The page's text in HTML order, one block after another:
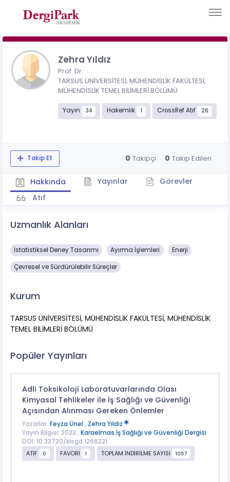
Zehra Yıldız
Prof. Dr.
TARSUS ÜNİVERSİTESİ, MÜHENDİSLİK FAKÜLTESİ,
MÜHENDİSLİK TEMEL BİLİMLERİ BÖLÜMÜ
Yayın 34 Hakemlik 1 CrossRef Atıf 26
Takip Et 0 Takipçi 0 Takip Edilen
Hakkında Yayınlar
Görevler
Atıf
Uzmanlık Alanları
İstatistiksel Deney Tasarımı Ayırma İşlemleri Enerji
Çevresel ve Sürdürülebilir Süreçler
Kurum
TARSUS ÜNİVERSİTESİ, MÜHENDİSLİK FAKÜLTESİ, MÜHENDİSLİK
TEMEL BİLİMLERİ BÖLÜMÜ
Popüler Yayınları
Adli Toksikoloji Laboratuvarlarında Olası
Kimyasal Tehlikeler ile İş Sağlığı ve Güvenliği
Açısından Alınması Gereken Önlemler
Yazarlar: Feyza Ünel , Zehra Yıldız
Yayın Bilgisi: 2023 , Karaelmas İş Sağlığı ve Güvenliği Dergisi
DOI: 10.33720/kisgd.1266221
ATIF
0 FAVORİ 1 TOPLAM İNDİRİLME SAYISI 1057